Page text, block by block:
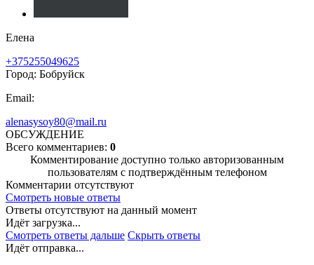
Елена
+375255049625
Город: Бобруйск
Email:
alenasysoy80@mail.ru
ОБСУЖДЕНИЕ
Всего комментариев: 0
Комментирование доступно только авторизованным
пользователям с подтверждённым телефоном
Комментарии отсутствуют
Смотреть новые ответы
Ответы отсутствуют на данный момент
Идёт загрузка...
Смотреть ответы дальше Скрыть ответы
Идёт отправка...